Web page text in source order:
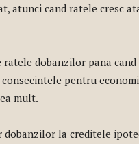
atunci cand ratele cresc
dobanzilor pana
pentru
mult.
la creditele